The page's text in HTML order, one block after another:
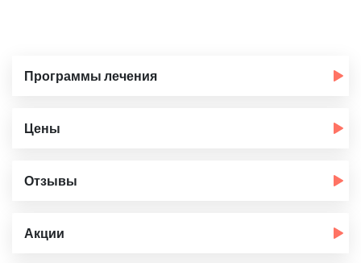
Программы лечения
Цены
Отзывы
Акции